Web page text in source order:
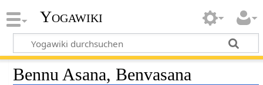
Yogawiki
Bennu Asana, Benvasana